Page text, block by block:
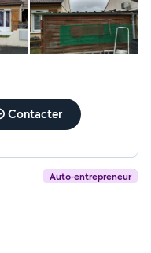
Contacter
Auto-entrepreneur